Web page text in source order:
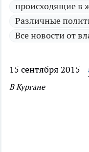
происходящие в
Различные
Все новости от
15 сентября 2015
В Кургане